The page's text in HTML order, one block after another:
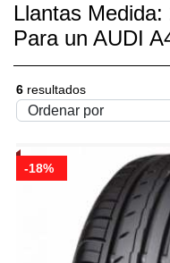
Llantas
Para un AUDI
6 resultados
-18%